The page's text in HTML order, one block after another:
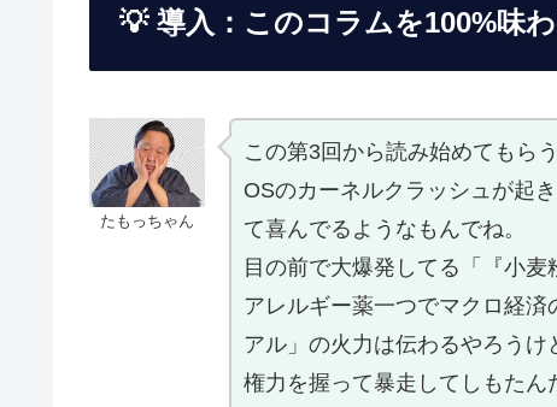
💡 導入：このコラムを100%味
たもっちゃん
この第3回から読み始めてもら
OSのカーネルクラッシュが起
て喜んでるようなもんでね。
目の前で大爆発してる「『小麦
アレルギー薬一つでマクロ経
アル」の火力は伝わるやろう
権力を握って暴走してしもたん